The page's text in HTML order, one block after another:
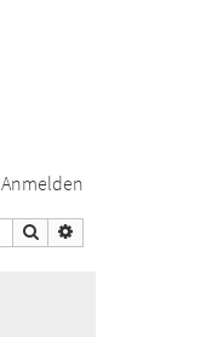
Anmelden
Suche